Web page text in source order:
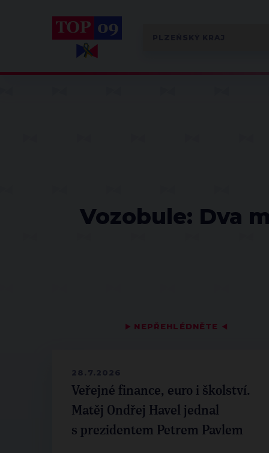
Vozobule: Dva
▶ NEPŘEHLÉDNĚTE ◀
28.7.2026
Veřejné finance, euro i školství.
Matěj Ondřej Havel jednal
s prezidentem Petrem Pavlem